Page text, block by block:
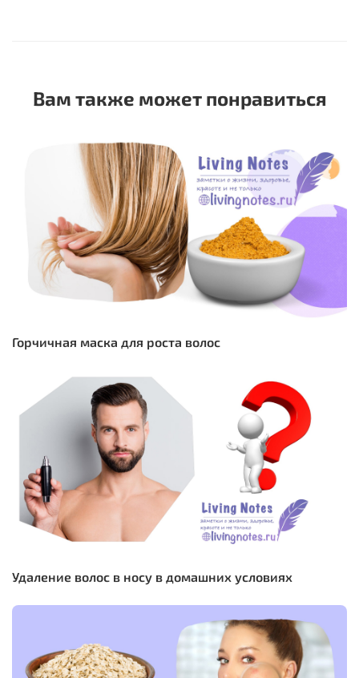
Вам также может понравиться
Горчичная маска для роста волос
Удаление волос в носу в домашних условиях